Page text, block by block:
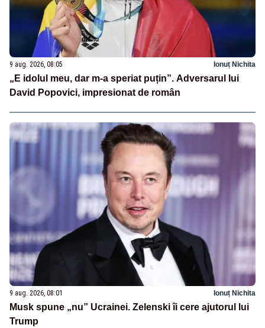
9 aug. 2026, 08:05 Ionuț Nichita
„E idolul meu, dar m-a speriat puțin”. Adversarul lui
David Popovici, impresionat de român
9 aug. 2026, 08:01 Ionuț Nichita
Musk spune „nu” Ucrainei. Zelenski îi cere ajutorul lui
Trump